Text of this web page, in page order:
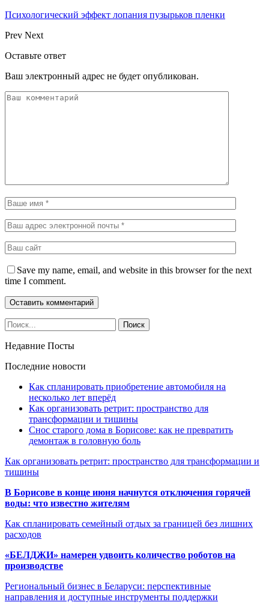
Психологический эффект лопания пузырьков пленки
Prev Next
Оставьте ответ
Ваш электронный адрес не будет опубликован.
Save my name, email, and website in this browser for the next
time I comment.
Недавние Посты
Последние новости
Как спланировать приобретение автомобиля на
несколько лет вперёд
Как организовать ретрит: пространство для
трансформации и тишины
Снос старого дома в Борисове: как не превратить
демонтаж в головную боль
Как организовать ретрит: пространство для трансформации и
тишины
В Борисове в конце июня начнутся отключения горячей
воды: что известно жителям
Как спланировать семейный отдых за границей без лишних
расходов
«БЕЛДЖИ» намерен удвоить количество роботов на
производстве
Региональный бизнес в Беларуси: перспективные
направления и доступные инструменты поддержки